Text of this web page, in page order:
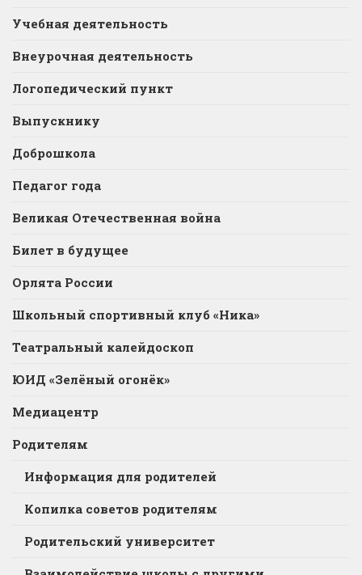
Учебная деятельность
Внеурочная деятельность
Логопедический пункт
Выпускнику
Доброшкола
Педагог года
Великая Отечественная война
Билет в будущее
Орлята России
Школьный спортивный клуб «Ника»
Театральный калейдоскоп
ЮИД «Зелёный огонёк»
Медиацентр
Родителям
Информация для родителей
Копилка советов родителям
Родительский университет